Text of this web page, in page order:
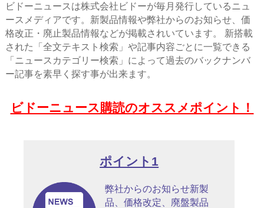
ビドーニュースは株式会社ビドーが毎月発行しているニュ
ースメディアです。新製品情報や弊社からのお知らせ、価
格改正・廃止製品情報などが掲載されいています。 新搭載
された「全文テキスト検索」や記事内容ごとに一覧できる
「ニュースカテゴリー検索」によって過去のバックナンバ
ー記事を素早く探す事が出来ます。
ビドーニュース購読のオススメポイント！
ポイント1
弊社からのお知らせ新製
品、価格改定、廃盤製品